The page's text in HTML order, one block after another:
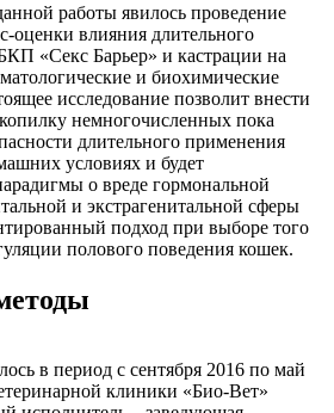
работы явилось проведение
оценки влияния длительного
«Секс Барьер» и кастрации на
и биохимические
исследование позволит внести
немногочисленных пока
длительного применения
условиях и будет
о вреде гормональной
и экстрагенитальной сферы
подход при выборе того
полового поведения кошек.
в период с сентября 2016 по май
клиники «Био-Вет»